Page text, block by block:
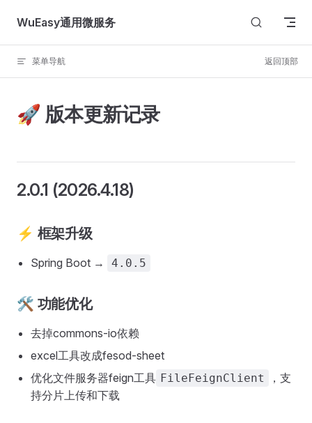
Skip to content
WuEasy通用微服务
菜单导航 返回顶部
🚀 版本更新记录
2.0.1 (2026.4.18)
⚡ 框架升级
Spring Boot → 4.0.5
🛠️ 功能优化
去掉commons-io依赖
excel工具改成fesod-sheet
优化文件服务器feign工具 FileFeignClient
，支
持分片上传和下载